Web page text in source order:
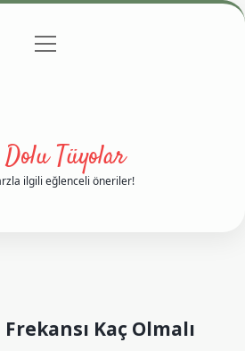
Politikası
menüyü
Tüyolar
ilgili eğlenceli öneriler!
Kaç Olmalı